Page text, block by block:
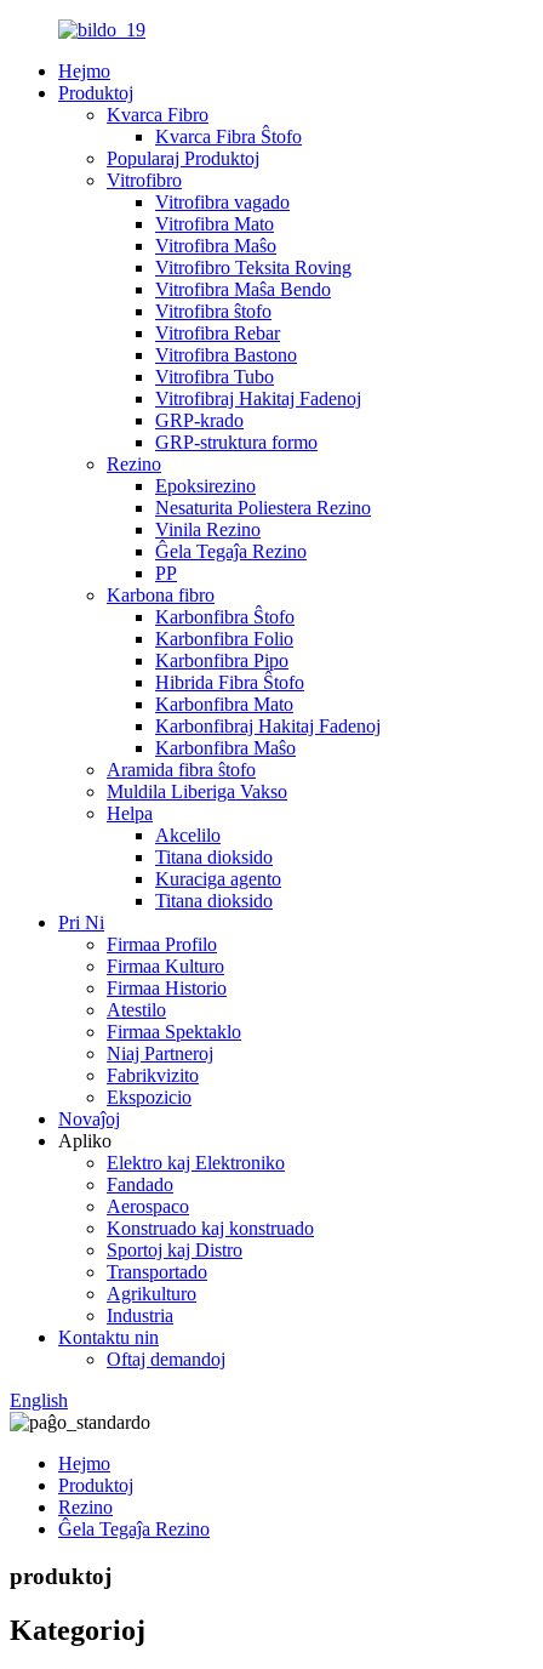
Hejmo
Produktoj
Kvarca Fibro
Kvarca Fibra Ŝtofo
Popularaj Produktoj
Vitrofibro
Vitrofibra vagado
Vitrofibra Mato
Vitrofibra Maŝo
Vitrofibro Teksita Roving
Vitrofibra Maŝa Bendo
Vitrofibra ŝtofo
Vitrofibra Rebar
Vitrofibra Bastono
Vitrofibra Tubo
Vitrofibraj Hakitaj Fadenoj
GRP-krado
GRP-struktura formo
Rezino
Epoksirezino
Nesaturita Poliestera Rezino
Vinila Rezino
Ĝela Tegaĵa Rezino
PP
Karbona fibro
Karbonfibra Ŝtofo
Karbonfibra Folio
Karbonfibra Pipo
Hibrida Fibra Ŝtofo
Karbonfibra Mato
Karbonfibraj Hakitaj Fadenoj
Karbonfibra Maŝo
Aramida fibra ŝtofo
Muldila Liberiga Vakso
Helpa
Akcelilo
Titana dioksido
Kuraciga agento
Titana dioksido
Pri Ni
Firmaa Profilo
Firmaa Kulturo
Firmaa Historio
Atestilo
Firmaa Spektaklo
Niaj Partneroj
Fabrikvizito
Ekspozicio
Novaĵoj
Apliko
Elektro kaj Elektroniko
Fandado
Aerospaco
Konstruado kaj konstruado
Sportoj kaj Distro
Transportado
Agrikulturo
Industria
Kontaktu nin
Oftaj demandoj
English
Hejmo
Produktoj
Rezino
Ĝela Tegaĵa Rezino
produktoj
Kategorioj